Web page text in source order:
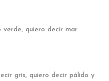
verde, quiero decir mar
gris, quiero decir pálido y